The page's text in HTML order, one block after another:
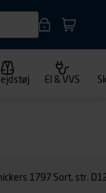
El & VVS